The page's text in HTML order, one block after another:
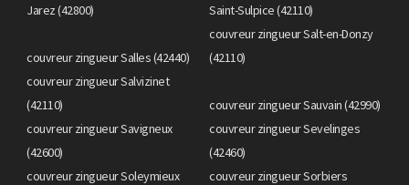
Jarez (42800)
Saint-Sulpice (42110)
couvreur zingueur Salles (42440)
couvreur zingueur Salt-en-Donzy
(42110)
couvreur zingueur Salvizinet
(42110)
couvreur zingueur Sauvain (42990)
couvreur zingueur Savigneux
(42600)
couvreur zingueur Sevelinges
(42460)
couvreur zingueur Soleymieux
couvreur zingueur Sorbiers